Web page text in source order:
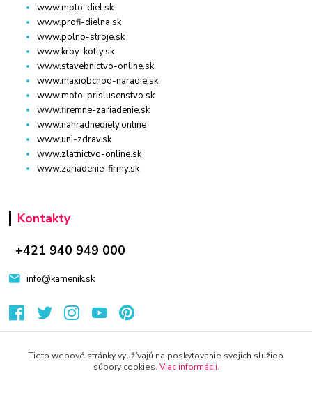
www.moto-diel.sk
www.profi-dielna.sk
www.polno-stroje.sk
www.krby-kotly.sk
www.stavebnictvo-online.sk
www.maxiobchod-naradie.sk
www.moto-prislusenstvo.sk
www.firemne-zariadenie.sk
www.nahradnediely.online
www.uni-zdrav.sk
www.zlatnictvo-online.sk
www.zariadenie-firmy.sk
Kontakty
+421 940 949 000
info@kamenik.sk
Tieto webové stránky využívajú na poskytovanie svojich služieb
súbory cookies. Viac informácií.